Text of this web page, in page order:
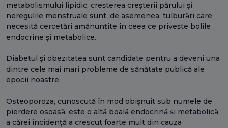
metabolismului lipidic, creșterea creșterii părului și
neregulile menstruale sunt, de asemenea, tulburări care
necesită cercetări amănunțite în ceea ce privește bolile
endocrine și metabolice.
Diabetul și obezitatea sunt candidate pentru a deveni una
dintre cele mai mari probleme de sănătate publică ale
epocii noastre.
Osteoporoza, cunoscută în mod obișnuit sub numele de
pierdere osoasă, este o altă boală endocrină și metabolică
a cărei incidență a crescut foarte mult din cauza